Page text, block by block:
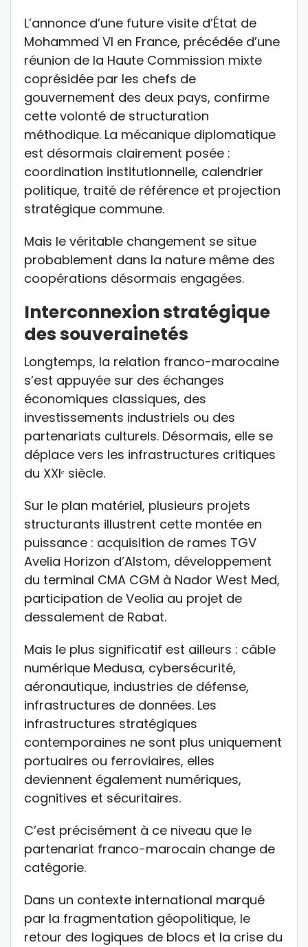
L’annonce d’une future visite d’État de
Mohammed VI en France, précédée d’une
réunion de la Haute Commission mixte
coprésidée par les chefs de
gouvernement des deux pays, confirme
cette volonté de structuration
méthodique. La mécanique diplomatique
est désormais clairement posée :
coordination institutionnelle, calendrier
politique, traité de référence et projection
stratégique commune.
Mais le véritable changement se situe
probablement dans la nature même des
coopérations désormais engagées.
Interconnexion stratégique
des souverainetés
Longtemps, la relation franco-marocaine
s’est appuyée sur des échanges
économiques classiques, des
investissements industriels ou des
partenariats culturels. Désormais, elle se
déplace vers les infrastructures critiques
du XXIᵉ siècle.
Sur le plan matériel, plusieurs projets
structurants illustrent cette montée en
puissance : acquisition de rames TGV
Avelia Horizon d’Alstom, développement
du terminal CMA CGM à Nador West Med,
participation de Veolia au projet de
dessalement de Rabat.
Mais le plus significatif est ailleurs : câble
numérique Medusa, cybersécurité,
aéronautique, industries de défense,
infrastructures de données. Les
infrastructures stratégiques
contemporaines ne sont plus uniquement
portuaires ou ferroviaires, elles
deviennent également numériques,
cognitives et sécuritaires.
C’est précisément à ce niveau que le
partenariat franco-marocain change de
catégorie.
Dans un contexte international marqué
par la fragmentation géopolitique, le
retour des logiques de blocs et la crise du